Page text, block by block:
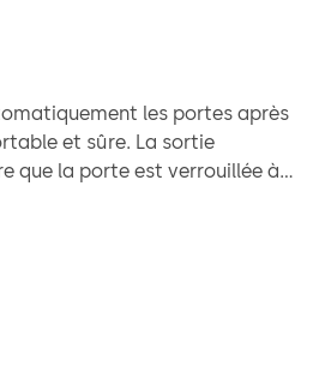
les portes après
et sûre. La sortie
que la porte est verrouillée à